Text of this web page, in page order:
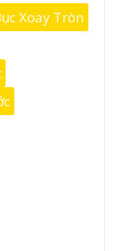
Xoay Tròn